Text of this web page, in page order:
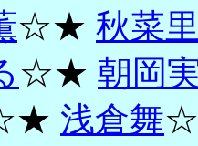
☆★ 秋菜
☆★ 朝岡
浅倉舞